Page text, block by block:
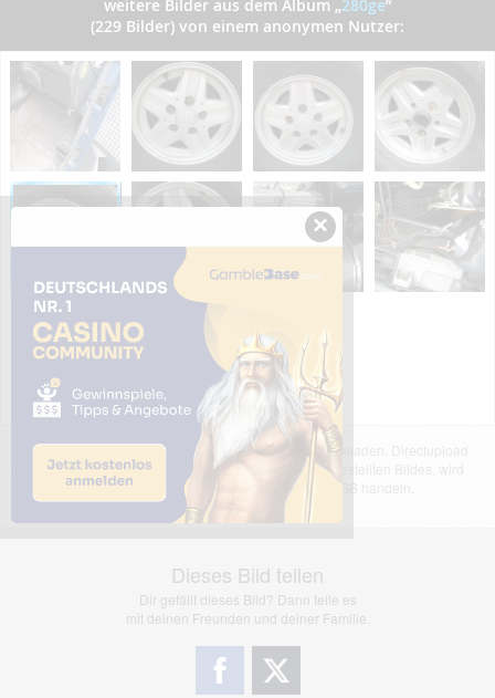
weitere Bilder aus dem Album „280ge”
(229 Bilder) von einem anonymen Nutzer:
Das dargestellte Bild wurde von einem Nutzer hochgeladen. Directupload
übernimmt keinerlei Haftung für den Inhalt des dargestellten Bildes, wird
jedoch bei Verstößen nach §2(3) unserer AGB handeln.
Dieses Bild teilen
Dir gefällt dieses Bild? Dann teile es
mit deinen Freunden und deiner Familie.
×